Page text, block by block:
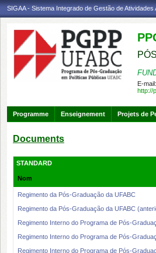
SIGAA - Sistema Integrado de Gestão de Atividades
E-mail:
http://
Programme Enseignement Projets de
Documents
STANDARD
Nom
Regimento da Pós-Graduação da UFABC
Regimento da Pós-Graduação da UFABC
Regimento Interno do Programa de Pós-
Regimento Interno do Programa de Pós-
Regimento Interno do Programa de Pós-